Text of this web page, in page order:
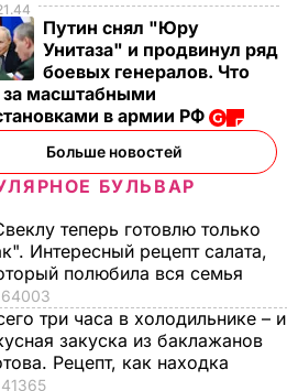
Путин снял "Юру
Унитаза" и продвинул ряд
боевых генералов. Что
за масштабными
в армии РФ
Больше новостей
БУЛЬВАР
теперь готовлю только
Интересный рецепт салата,
полюбила вся семья
64003
три часа в холодильнике – и
закуска из баклажанов
Рецепт, как находка
41365